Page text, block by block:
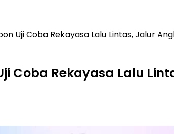
Uji Coba Rekayasa Lalu Lintas, Jalur
Coba Rekayasa Lalu